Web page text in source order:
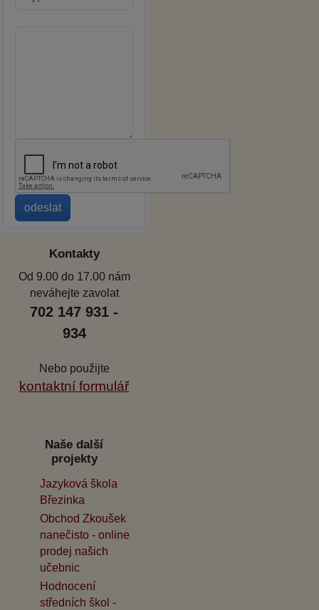
Kontakty
Od 9.00 do 17.00 nám
neváhejte zavolat
702 147 931 -
934
Nebo použijte
kontaktní formulář
Naše další
projekty
Jazyková škola
Březinka
Obchod Zkoušek
nanečisto - online
prodej našich
učebnic
Hodnocení
středních škol -